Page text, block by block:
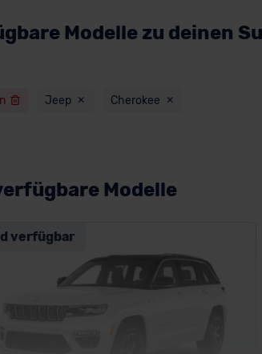
Modelle zu deinen
Jeep Cherokee
Modelle
verfügbar